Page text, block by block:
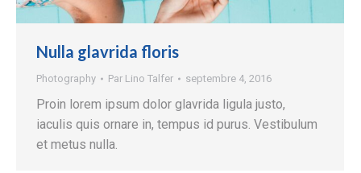
Nulla glavrida floris
Photography Par Lino Talfer septembre 4, 2016
Proin lorem ipsum dolor glavrida ligula justo,
iaculis quis ornare in, tempus id purus. Vestibulum
et metus nulla.